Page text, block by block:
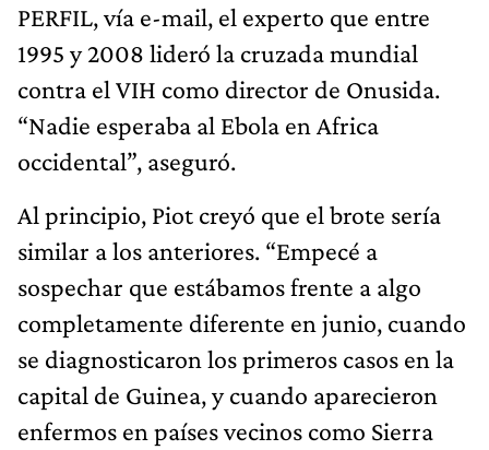
PERFIL, vía e-mail, el experto que entre
1995 y 2008 lideró la cruzada mundial
contra el VIH como director de Onusida.
“Nadie esperaba al Ebola en Africa
occidental”, aseguró.
Al principio, Piot creyó que el brote sería
similar a los anteriores. “Empecé a
sospechar que estábamos frente a algo
completamente diferente en junio, cuando
se diagnosticaron los primeros casos en la
capital de Guinea, y cuando aparecieron
enfermos en países vecinos como Sierra